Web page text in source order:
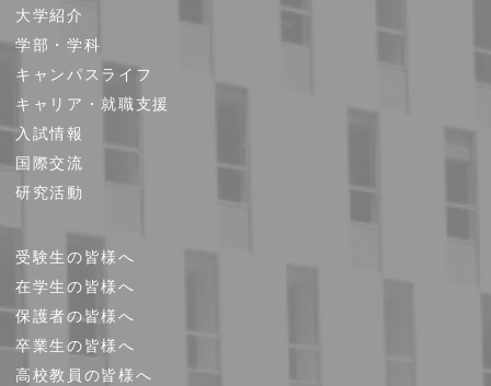
ト
プ
大学紹介
学部・学科
キャンパスライフ
キャリア・就職支援
入試情報
国際交流
研究活動
受験生の皆様へ
在学生の皆様へ
保護者の皆様へ
卒業生の皆様へ
高校教員の皆様へ